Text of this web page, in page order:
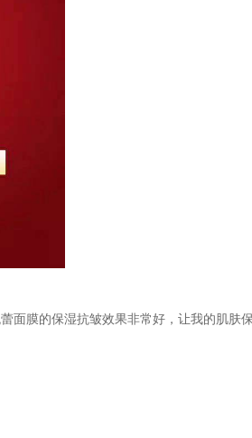
面膜的保湿抗皱效果非常好，让我的肌肤